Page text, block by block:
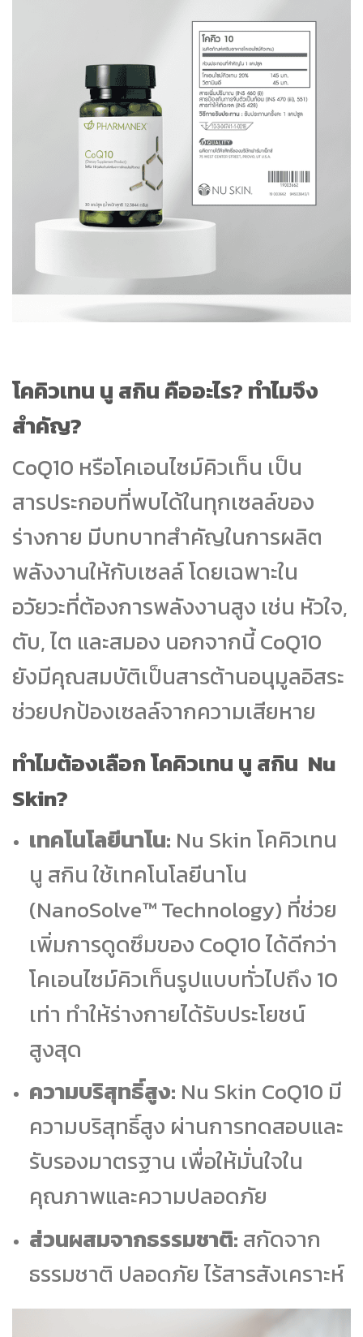
โคคิวเทน นู สกิน คืออะไร? ทำไมจึง
สำคัญ?
CoQ10 หรือโคเอนไซม์คิวเท็น เป็น
สารประกอบที่พบได้ในทุกเซลล์ของ
ร่างกาย มีบทบาทสำคัญในการผลิต
พลังงานให้กับเซลล์ โดยเฉพาะใน
อวัยวะที่ต้องการพลังงานสูง เช่น หัวใจ,
ตับ, ไต และสมอง นอกจากนี้ CoQ10
ยังมีคุณสมบัติเป็นสารต้านอนุมูลอิสระ
ช่วยปกป้องเซลล์จากความเสียหาย
ทำไมต้องเลือก โคคิวเทน นู สกิน Nu
Skin?
เทคโนโลยีนาโน: Nu Skin โคคิวเทน
นู สกิน ใช้เทคโนโลยีนาโน
(NanoSolve™ Technology) ที่ช่วย
เพิ่มการดูดซึมของ CoQ10 ได้ดีกว่า
โคเอนไซม์คิวเท็นรูปแบบทั่วไปถึง 10
เท่า ทำให้ร่างกายได้รับประโยชน์
สูงสุด
ความบริสุทธิ์สูง: Nu Skin CoQ10 มี
ความบริสุทธิ์สูง ผ่านการทดสอบและ
รับรองมาตรฐาน เพื่อให้มั่นใจใน
คุณภาพและความปลอดภัย
ส่วนผสมจากธรรมชาติ:สกัดจาก
ธรรมชาติ ปลอดภัย ไร้สารสังเคราะห์